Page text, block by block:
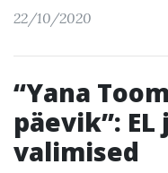
22/10/2020
“Yana
päevik”:
valimised